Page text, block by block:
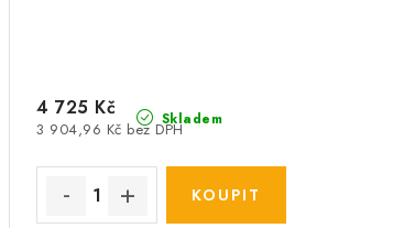
Skladem
3 904,96 Kč bez DPH
4 725 Kč